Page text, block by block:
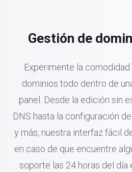
Gestión de
Experimente la
dominios todo dentro de
panel. Desde la edición sin
DNS hasta la configuración
y más, nuestra interfaz fácil
en caso de que encuentre
soporte las 24 horas del día